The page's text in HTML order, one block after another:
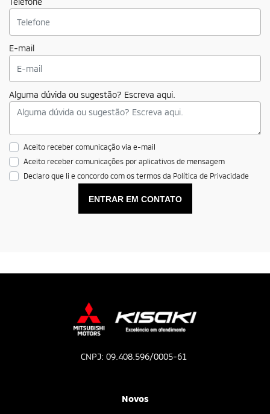
E-mail
Alguma dúvida ou sugestão? Escreva aqui.
Aceito receber comunicação via e-mail
Aceito receber comunicações por aplicativos de mensagem
Declaro que li e concordo com os termos da Política de Privacidade
ENTRAR EM CONTATO
CNPJ: 09.408.596/0005-61
Novos